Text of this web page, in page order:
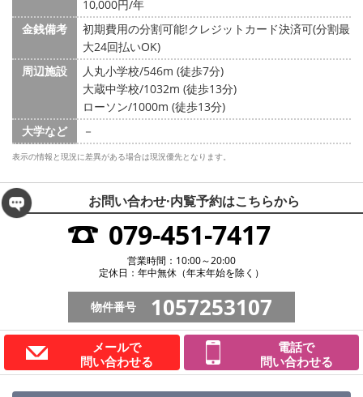
10,000円/年
金銭備考
初期費用の分割可能!クレジットカード決済可(分割最
大24回払いOK)
周辺施設
人丸小学校/546m (徒歩7分)
大蔵中学校/1032m (徒歩13分)
ローソン/1000m (徒歩13分)
大学など
－
表示の情報と現況に差異がある場合は現況優先となります。
お問い合わせ·内覧予約はこちらから
079-451-7417
営業時間：10:00～20:00
定休日：年中無休（年末年始を除く）
物件番号 1057253107
メールで
問い合わせる
電話で
問い合わせる